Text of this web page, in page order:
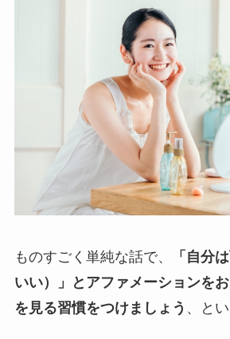
ものすごく単純な話で、
「自分
いい）」とアファメーションを
を見る習慣をつけましょう 、と